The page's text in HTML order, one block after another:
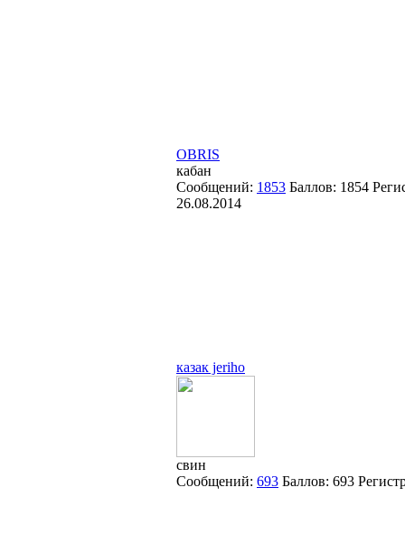
OBRIS
кабан
Сообщений: 1853 Баллов: 1854
26.08.2014
казак jeriho
свин
Сообщений: 693 Баллов: 693